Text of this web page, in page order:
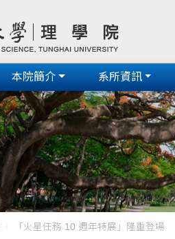
本院簡介 系所資訊
「火星任務 10 週年特展」隆重登場